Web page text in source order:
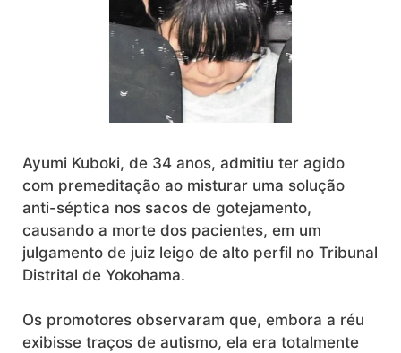
Ayumi Kuboki, de 34 anos, admitiu ter agido
com premeditação ao misturar uma solução
anti-séptica nos sacos de gotejamento,
causando a morte dos pacientes, em um
julgamento de juiz leigo de alto perfil no Tribunal
Distrital de Yokohama.
Os promotores observaram que, embora a réu
exibisse traços de autismo, ela era totalmente